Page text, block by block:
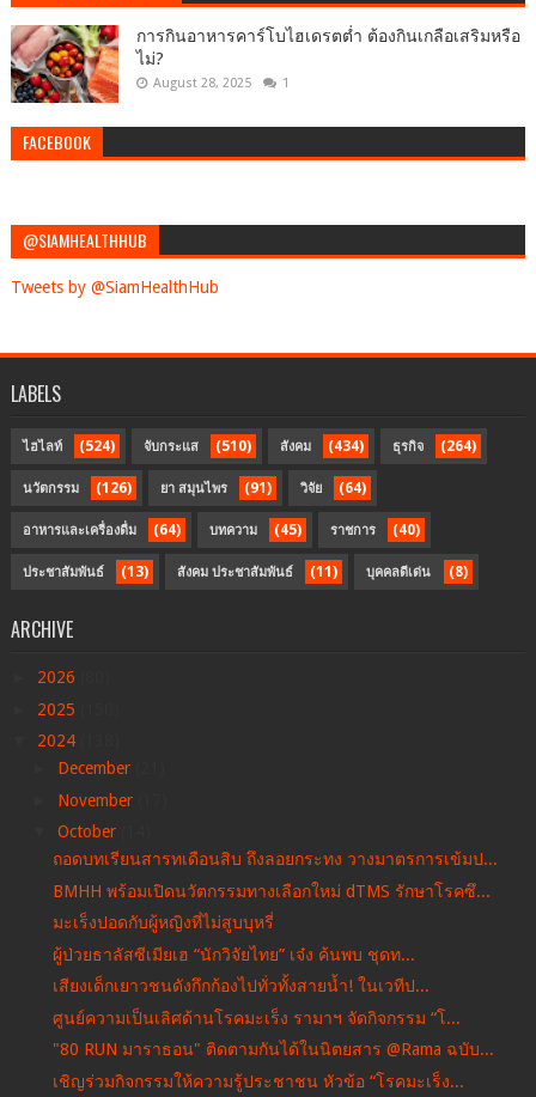
การกินอาหารคาร์โบไฮเดรตต่ำ ต้องกินเกลือเสริมหรือ
ไม่?
August 28, 2025 1
FACEBOOK
@SIAMHEALTHHUB
Tweets by @SiamHealthHub
LABELS
ไฮไลท์ (524) จับกระแส (510) สังคม (434) ธุรกิจ (264)
นวัตกรรม (126) ยา สมุนไพร (91) วิจัย (64)
อาหารและเครื่องดื่ม (64) บทความ (45) ราชการ (40)
ประชาสัมพันธ์ (13) สังคม ประชาสัมพันธ์ (11) บุคคลดีเด่น (8)
ARCHIVE
2026
2025
2024
December
November
October
ถอดบทเรียนสารทเดือนสิบ ถึงลอยกระทง วางมาตรการเข้มป...
BMHH พร้อมเปิดนวัตกรรมทางเลือกใหม่ dTMS รักษาโรคซึ...
มะเร็งปอดกับผู้หญิงที่ไม่สูบบุหรี่
ผู้ป่วยธาลัสซีเมียเฮ “นักวิจัยไทย” เจ๋ง ค้นพบ ชุดท...
เสียงเด็กเยาวชนดังกึกก้องไปทั่วทั้งสายน้ำ! ในเวทีป...
ศูนย์ความเป็นเลิศด้านโรคมะเร็ง รามาฯ จัดกิจกรรม “โ...
"80 RUN มาราธอน" ติดตามกันได้ในนิตยสาร @Rama ฉบับ...
เชิญร่วมกิจกรรมให้ความรู้ประชาชน หัวข้อ “โรคมะเร็ง...